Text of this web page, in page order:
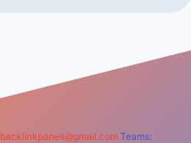
backlinkpaneli@gmail.com Teams: